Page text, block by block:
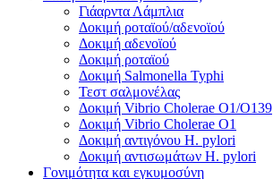
Γιάαρντα Λάμπλια
Δοκιμή ροταϊού/αδενοϊού
Δοκιμή αδενοϊού
Δοκιμή ροταϊού
Δοκιμή Salmonella Typhi
Τεστ σαλμονέλας
Δοκιμή Vibrio Cholerae O1/O139
Δοκιμή Vibrio Cholerae O1
Δοκιμή αντιγόνου H. pylori
Δοκιμή αντισωμάτων H. pylori
Γονιμότητα και εγκυμοσύνη